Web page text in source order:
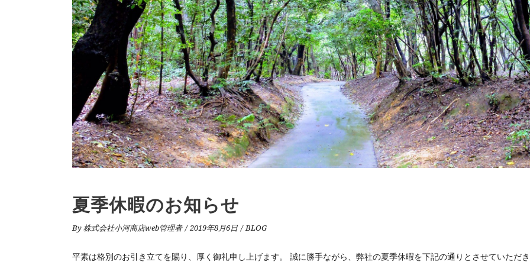
夏季休暇のお知らせ
By 株式会社小河商店web管理者 2019年8月6日 BLOG
平素は格別のお引き立てを賜り、厚く御礼申し上げます。 誠に勝手ながら、弊社の夏季休暇を下記の通りとさせていただ